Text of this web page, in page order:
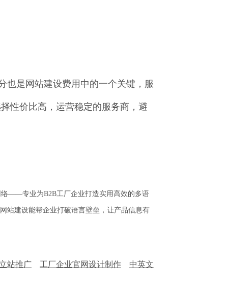
也是网站建设费用中的一个关键，服
性价比高，运营稳定的服务商，避
络——专业为B2B工厂企业打造实用高效的多语
站建设能帮企业打破语言壁垒，让产品信息有
站推广 工厂企业官网设计制作
中英文